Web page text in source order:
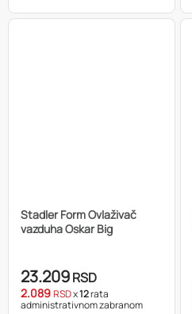
Stadler Form Ovlaživač
vazduha Oskar Big
23.209RSD
2.089RSDx12rata
administrativnom zabranom